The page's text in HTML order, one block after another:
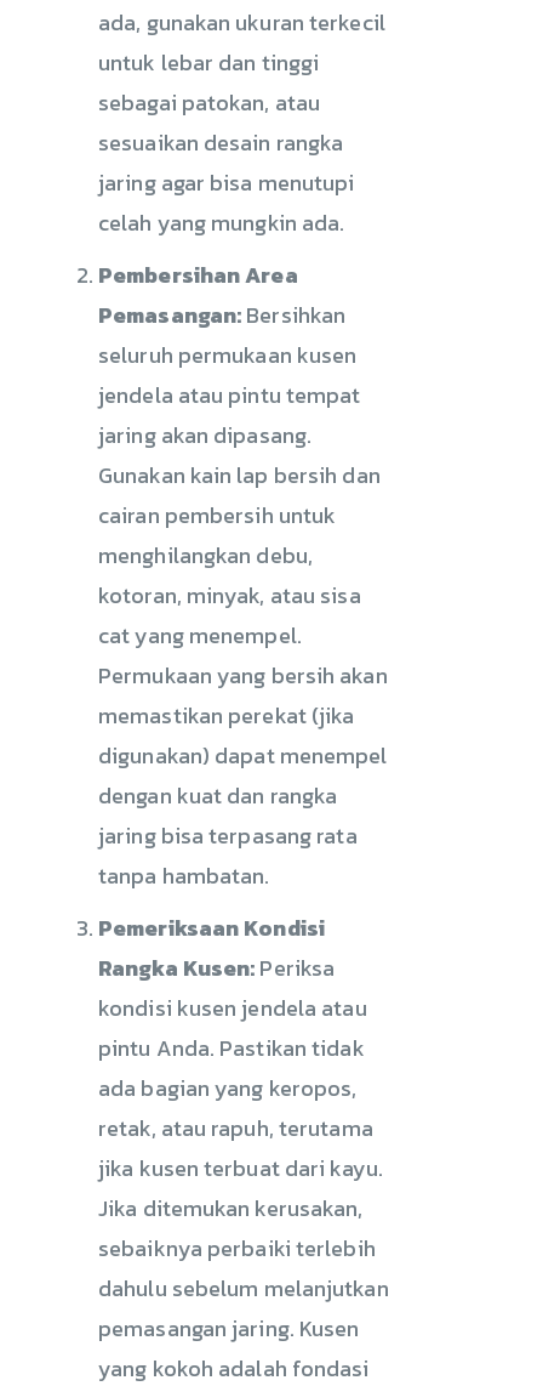
ada, gunakan ukuran terkecil
untuk lebar dan tinggi
sebagai patokan, atau
sesuaikan desain rangka
jaring agar bisa menutupi
celah yang mungkin ada.
Pembersihan Area
Pemasangan:Bersihkan
seluruh permukaan kusen
jendela atau pintu tempat
jaring akan dipasang.
Gunakan kain lap bersih dan
cairan pembersih untuk
menghilangkan debu,
kotoran, minyak, atau sisa
cat yang menempel.
Permukaan yang bersih akan
memastikan perekat (jika
digunakan) dapat menempel
dengan kuat dan rangka
jaring bisa terpasang rata
tanpa hambatan.
Pemeriksaan Kondisi
Rangka Kusen:Periksa
kondisi kusen jendela atau
pintu Anda. Pastikan tidak
ada bagian yang keropos,
retak, atau rapuh, terutama
jika kusen terbuat dari kayu.
Jika ditemukan kerusakan,
sebaiknya perbaiki terlebih
dahulu sebelum melanjutkan
pemasangan jaring. Kusen
yang kokoh adalah fondasi